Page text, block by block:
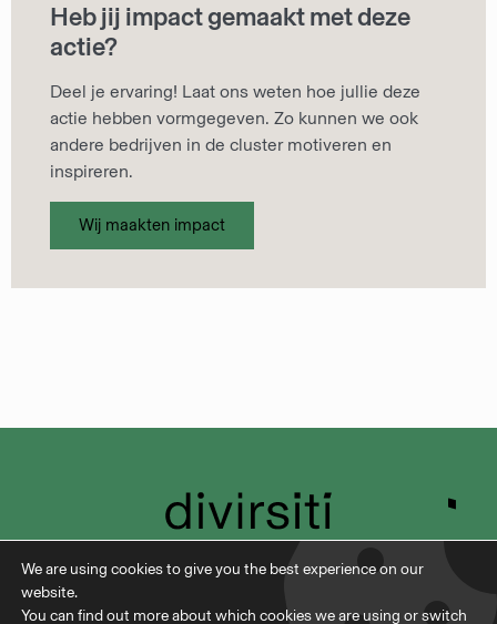
Heb jij impact gemaakt met deze
actie?
Deel je ervaring! Laat ons weten hoe jullie deze
actie hebben vormgegeven. Zo kunnen we ook
andere bedrijven in de cluster motiveren en
inspireren.
Wij maakten impact
info@divirsiti.be
Veldkant 33b, 2550 Kontich
We are using cookies to give you the best experience on our
website.
You can find out more about which cookies we are using or switch